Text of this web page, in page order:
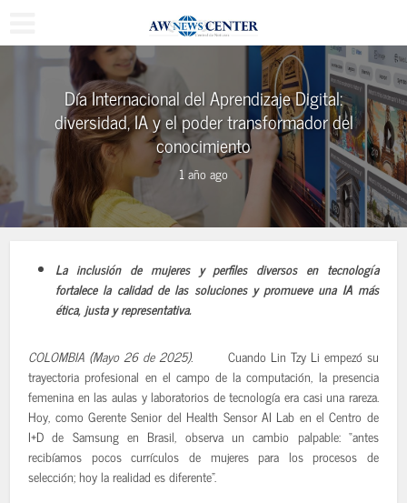
Día Internacional del Aprendizaje Digital:
diversidad, IA y el poder transformador del
conocimiento
1 año ago
La inclusión de mujeres y perfiles diversos en tecnología
fortalece la calidad de las soluciones y promueve una IA más
ética, justa y representativa.
COLOMBIA (Mayo 26 de 2025).Cuando Lin Tzy Li empezó su
trayectoria profesional en el campo de la computación, la presencia
femenina en las aulas y laboratorios de tecnología era casi una rareza.
Hoy, como Gerente Senior del Health Sensor AI Lab en el Centro de
I+D de Samsung en Brasil, observa un cambio palpable: “antes
recibíamos pocos currículos de mujeres para los procesos de
selección; hoy la realidad es diferente”.